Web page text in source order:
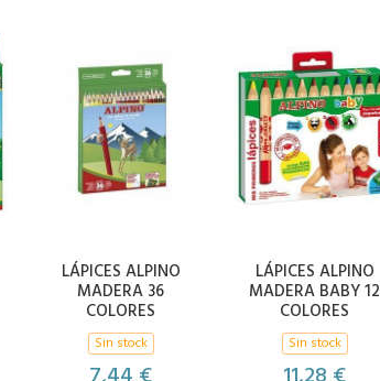
LÁPICES ALPINO
MADERA 36
COLORES
Sin stock
LÁPICES ALPINO
MADERA BABY 12
COLORES
Sin stock